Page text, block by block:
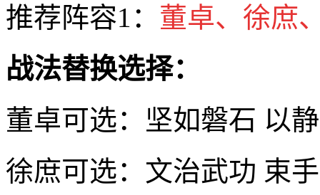
推荐阵容1： 董卓、徐庶
战法替换选择：
董卓可选：坚如磐石 以
徐庶可选：文治武功 束